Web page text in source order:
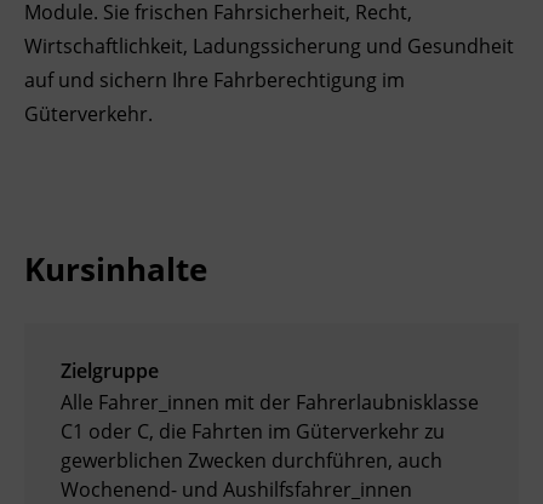
Ingenieurzertifizierung
Deutsch und Integration
Akademisches Studienzentrum
BFI Reutte
BFI Schwaz
Module. Sie frischen Fahrsicherheit, Recht,
Wirtschaftlichkeit, Ladungssicherung und Gesundheit
auf und sichern Ihre Fahrberechtigung im
Güterverkehr.
Kursinhalte
Zielgruppe
Alle Fahrer_innen mit der Fahrerlaubnisklasse
C1 oder C, die Fahrten im Güterverkehr zu
gewerblichen Zwecken durchführen, auch
Wochenend- und Aushilfsfahrer_innen